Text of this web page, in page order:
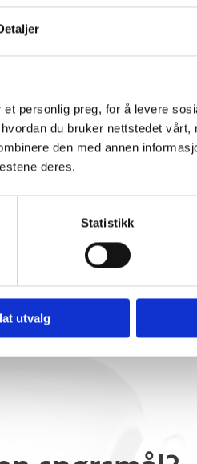
personlig preg, for å levere
du bruker nettstedet vårt,
den med annen
deres.
Statistikk
utvalg
Kapasitet liter
pr.time (Max) Spyling
1700 19.6
5100 38.4